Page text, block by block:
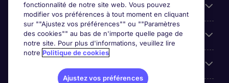
Liens utiles
Prix
fonctionnalité de notre site web. Vous pouvez
modifier vos préférences à tout moment en cliquant
sur ""Ajustez vos préférences"" ou ""Paramètres
des cookies"" au bas de n'importe quelle page de
notre site. Pour plus d'informations, veuillez lire
notre Politique de cookies
Ajustez vos préférences